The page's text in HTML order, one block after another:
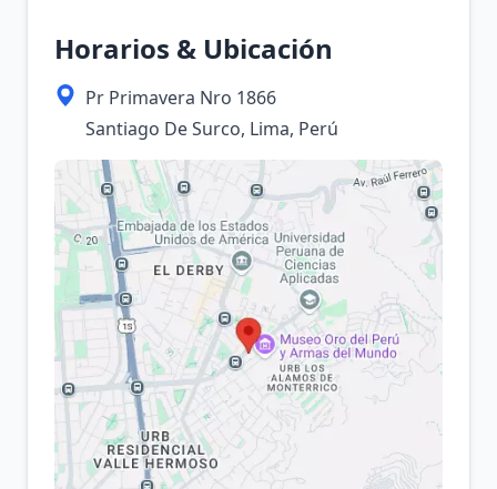
Horarios & Ubicación
Pr Primavera Nro 1866
Santiago De Surco, Lima, Perú